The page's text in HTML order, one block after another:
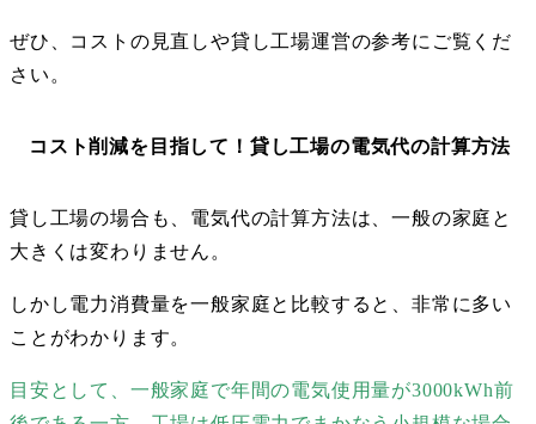
ぜひ、コストの見直しや貸し工場運営の参考にご覧くだ
さい。
コスト削減を目指して！貸し工場の電気代の計算方法
貸し工場の場合も、電気代の計算方法は、一般の家庭と
大きくは変わりません。
しかし電力消費量を一般家庭と比較すると、非常に多い
ことがわかります。
目安として、一般家庭で年間の電気使用量が3000kWh前